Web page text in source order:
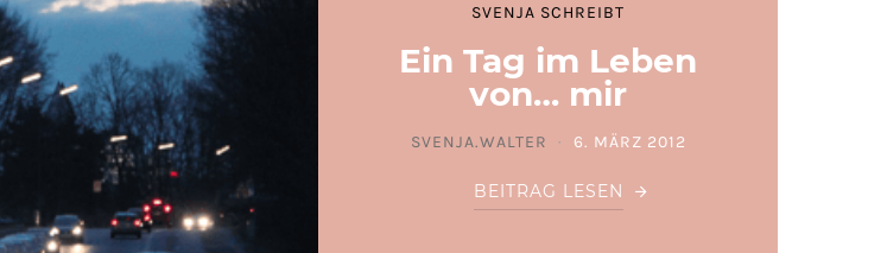
SVENJA SCHREIBT
Ein Tag im Leben
von… mir
SVENJA.WALTER
POSTED ON
6. MÄRZ 2012
BEITRAG LESEN